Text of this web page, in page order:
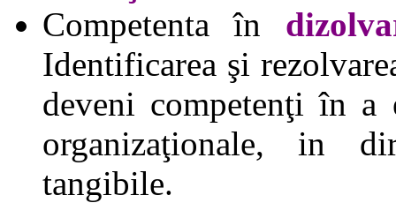
Competenta în
Identificarea şi
deveni competenţi în a
organizaţionale, in
tangibile.